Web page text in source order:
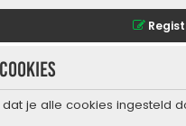
je alle cookies ingesteld